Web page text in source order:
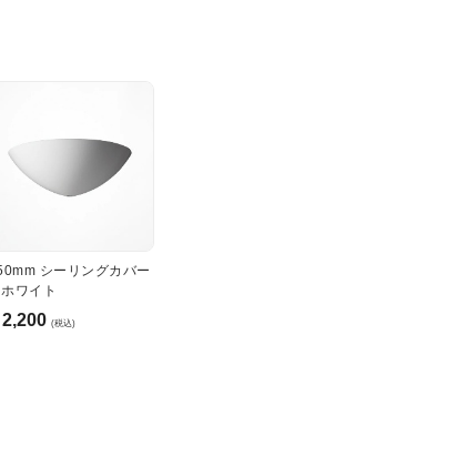
シーリングカバー
ホワイト
2,200 (税込)